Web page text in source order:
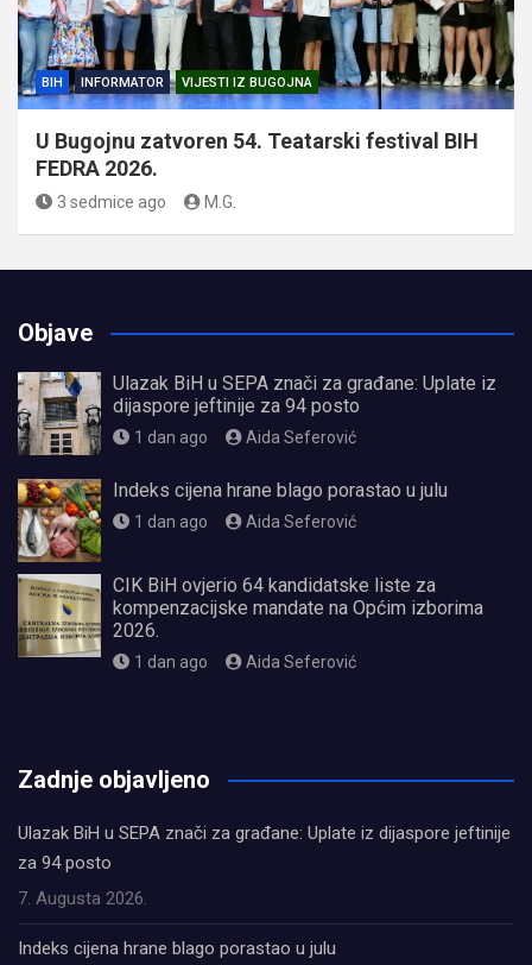
BIH INFORMATOR VIJESTI IZ BUGOJNA
U Bugojnu zatvoren 54. Teatarski festival BIH
FEDRA 2026.
3 sedmice ago M.G.
Objave
Ulazak BiH u SEPA znači za građane: Uplate iz
dijaspore jeftinije za 94 posto
1 dan ago Aida Seferović
Indeks cijena hrane blago porastao u julu
1 dan ago Aida Seferović
CIK BiH ovjerio 64 kandidatske liste za
kompenzacijske mandate na Općim izborima
2026.
1 dan ago Aida Seferović
Zadnje objavljeno
Ulazak BiH u SEPA znači za građane: Uplate iz dijaspore jeftinije
za 94 posto
7. Augusta 2026.
Indeks cijena hrane blago porastao u julu